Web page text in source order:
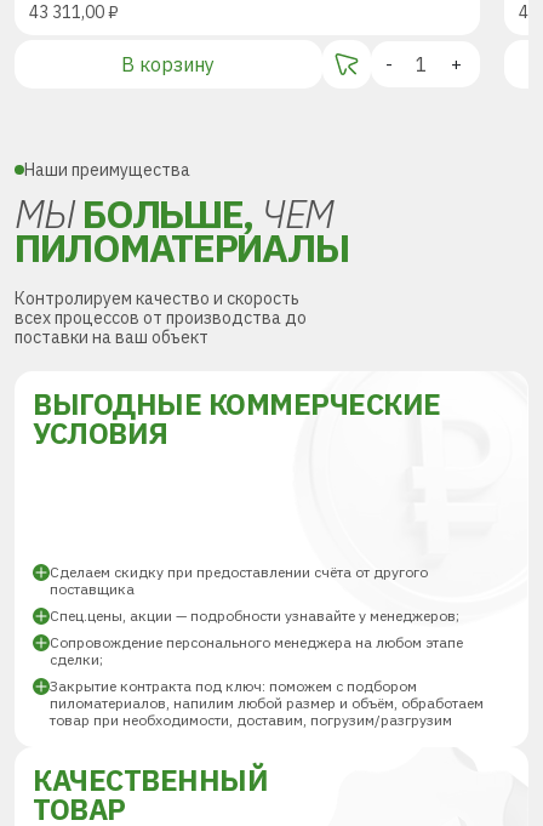
43 311,00₽
В корзину - +
43
Наши преимущества
МЫБОЛЬШЕ, ЧЕМ
ПИЛОМАТЕРИАЛЫ
Контролируем качество и скорость
всех процессов от производства до
поставки на ваш объект
ВЫГОДНЫЕ КОММЕРЧЕСКИЕ
УСЛОВИЯ
Сделаем скидку при предоставлении счёта от другого
поставщика
Спец.цены, акции — подробности узнавайте у менеджеров;
Сопровождение персонального менеджера на любом этапе
сделки;
Закрытие контракта под ключ: поможем с подбором
пиломатериалов, напилим любой размер и объём, обработаем
товар при необходимости, доставим, погрузим/разгрузим
КАЧЕСТВЕННЫЙ
ТОВАР